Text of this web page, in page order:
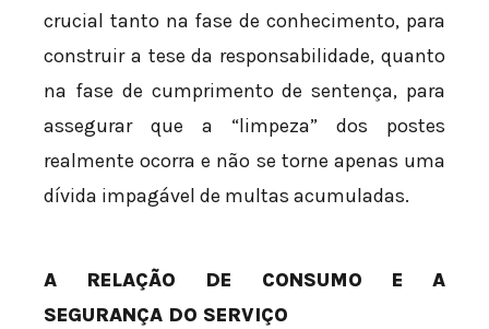
crucial tanto na fase de conhecimento, para
construir a tese da responsabilidade, quanto
na fase de cumprimento de sentença, para
assegurar que a “limpeza” dos postes
realmente ocorra e não se torne apenas uma
dívida impagável de multas acumuladas.
A RELAÇÃO DE CONSUMO E A
SEGURANÇA DO SERVIÇO